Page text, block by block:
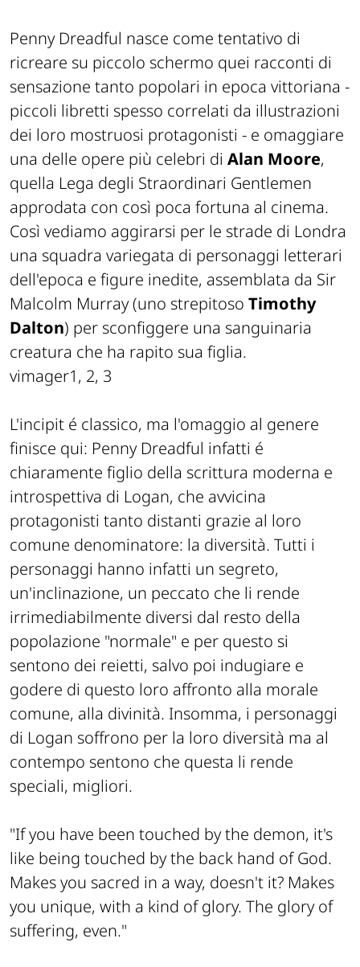
Penny Dreadful nasce come tentativo di
ricreare su piccolo schermo quei racconti di
sensazione tanto popolari in epoca vittoriana -
piccoli libretti spesso correlati da illustrazioni
dei loro mostruosi protagonisti - e omaggiare
una delle opere più celebri di Alan Moore,
quella Lega degli Straordinari Gentlemen
approdata con così poca fortuna al cinema.
Così vediamo aggirarsi per le strade di Londra
una squadra variegata di personaggi letterari
dell'epoca e figure inedite, assemblata da Sir
Malcolm Murray (uno strepitoso Timothy
Dalton) per sconfiggere una sanguinaria
creatura che ha rapito sua figlia.
vimager1, 2, 3
L'incipit é classico, ma l'omaggio al genere
finisce qui: Penny Dreadful infatti é
chiaramente figlio della scrittura moderna e
introspettiva di Logan, che avvicina
protagonisti tanto distanti grazie al loro
comune denominatore: la diversità. Tutti i
personaggi hanno infatti un segreto,
un'inclinazione, un peccato che li rende
irrimediabilmente diversi dal resto della
popolazione "normale" e per questo si
sentono dei reietti, salvo poi indugiare e
godere di questo loro affronto alla morale
comune, alla divinità. Insomma, i personaggi
di Logan soffrono per la loro diversità ma al
contempo sentono che questa li rende
speciali, migliori.
"If you have been touched by the demon, it's
like being touched by the back hand of God.
Makes you sacred in a way, doesn't it? Makes
you unique, with a kind of glory. The glory of
suffering, even."